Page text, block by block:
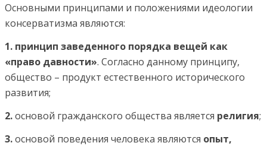
Основными принципами и положениями идеологии
консерватизма являются:
1. принцип заведенного порядка вещей как
«право давности». Согласно данному принципу,
общество – продукт естественного исторического
развития;
2.основой гражданского общества является религия;
3.основой поведения человека являются опыт,